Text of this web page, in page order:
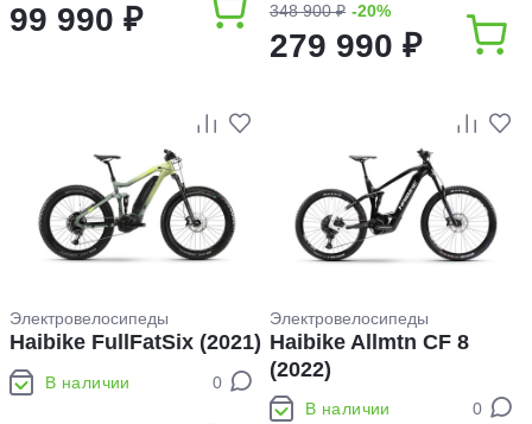
99 990 ₽
348 900 ₽ -20%
279 990 ₽
Электровелосипеды
Haibike FullFatSix (2021)
В наличии 0
Электровелосипеды
Haibike Allmtn CF 8
(2022)
В наличии 0